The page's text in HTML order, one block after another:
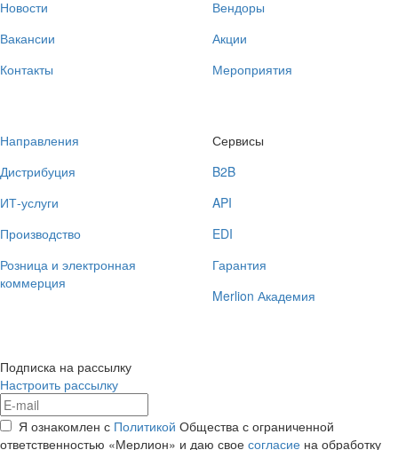
Новости
Вакансии
Контакты
Вендоры
Акции
Мероприятия
Направления
Дистрибуция
ИТ-услуги
Производство
Розница и электронная
коммерция
Сервисы
B2B
API
EDI
Гарантия
Merlion Академия
Подписка на рассылку
Настроить рассылку
Я ознакомлен с Политикой Общества с ограниченной
ответственностью «Мерлион» и даю свое согласие на обработку